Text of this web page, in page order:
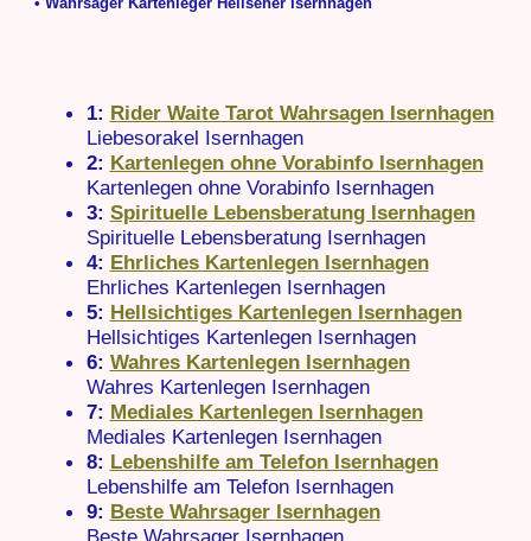
1: Rider Waite Tarot Wahrsagen Isernhagen
Liebesorakel Isernhagen
2: Kartenlegen ohne Vorabinfo Isernhagen
Kartenlegen ohne Vorabinfo Isernhagen
3: Spirituelle Lebensberatung Isernhagen
Spirituelle Lebensberatung Isernhagen
4: Ehrliches Kartenlegen Isernhagen
Ehrliches Kartenlegen Isernhagen
5: Hellsichtiges Kartenlegen Isernhagen
Hellsichtiges Kartenlegen Isernhagen
6: Wahres Kartenlegen Isernhagen
Wahres Kartenlegen Isernhagen
7: Mediales Kartenlegen Isernhagen
Mediales Kartenlegen Isernhagen
8: Lebenshilfe am Telefon Isernhagen
Lebenshilfe am Telefon Isernhagen
9: Beste Wahrsager Isernhagen
Beste Wahrsager Isernhagen